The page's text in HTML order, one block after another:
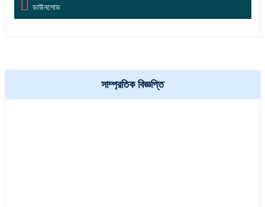
 ডাউনলোড
সাম্প্রতিক বিজ্ঞপ্তি